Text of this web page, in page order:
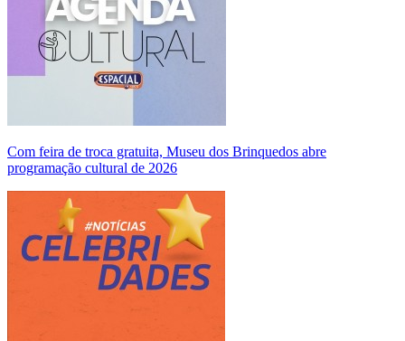
Com feira de troca gratuita, Museu dos Brinquedos abre
programação cultural de 2026